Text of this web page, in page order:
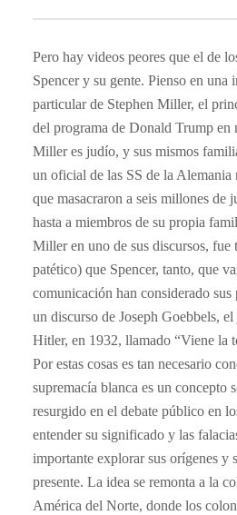
Pero hay videos peores que el de
Spencer y su gente. Pienso en una
particular de Stephen Miller, el
del programa de Donald Trump en
Miller es judío, y sus mismos
un oficial de las SS de la Alemania
que masacraron a seis millones de
hasta a miembros de su propia
Miller en uno de sus discursos, fue
patético) que Spencer, tanto, que
comunicación han considerado sus
un discurso de Joseph Goebbels,
Hitler, en 1932, llamado “Viene la
Por estas cosas es tan necesario
supremacía blanca es un concepto
resurgido en el debate público en
entender su significado y las
importante explorar sus orígenes y
presente. La idea se remonta a la
América del Norte, donde los